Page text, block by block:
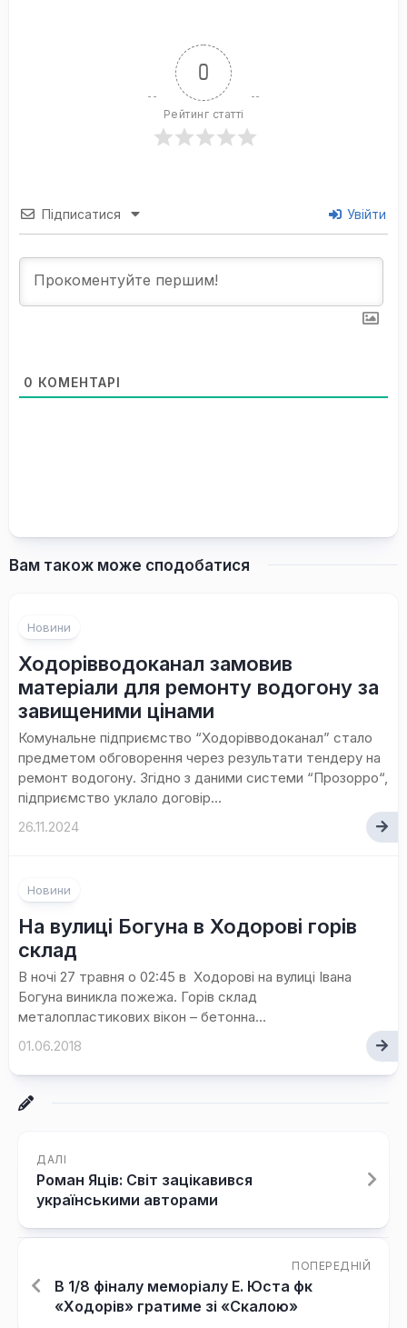
0
Рейтинг статті
Підписатися Увійти
0 КОМЕНТАРІ
Вам також може сподобатися
Новини
Ходорівводоканал замовив
матеріали для ремонту водогону за
завищеними цінами
Комунальне підприємство “Ходорівводоканал” стало
предметом обговорення через результати тендеру на
ремонт водогону. Згідно з даними системи “Прозорро“,
підприємство уклало договір...
26.11.2024
Новини
На вулиці Богуна в Ходорові горів
склад
В ночі 27 травня о 02:45 в Ходорові на вулиці Івана
Богуна виникла пожежа. Горів склад
металопластикових вікон – бетонна...
01.06.2018
ДАЛІ
Роман Яців: Світ зацікавився
українськими авторами
ПОПЕРЕДНІЙ
В 1/8 фіналу меморіалу Е. Юста фк
«Ходорів» гратиме зі «Скалою»